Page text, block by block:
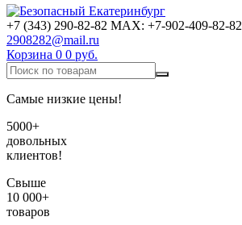
+7 (343) 290-82-82 MAX: +7-902-409-82-82
2908282@mail.ru
Корзина 0 0 руб.
Самые низкие цены!
5000+
довольных
клиентов!
Свыше
10 000+
товаров